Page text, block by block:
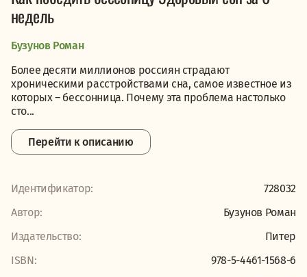
недель
Бузунов Роман
Более десяти миллионов россиян страдают
хроническими расстройствами сна, самое известное из
которых – бессонница. Почему эта проблема настолько
сто...
Перейти к описанию
Идентификатор:
728032
Автор:
Бузунов Роман
Издательство:
Питер
ISBN:
978-5-4461-1568-6